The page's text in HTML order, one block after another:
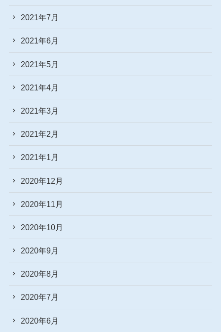
2021年7月
2021年6月
2021年5月
2021年4月
2021年3月
2021年2月
2021年1月
2020年12月
2020年11月
2020年10月
2020年9月
2020年8月
2020年7月
2020年6月